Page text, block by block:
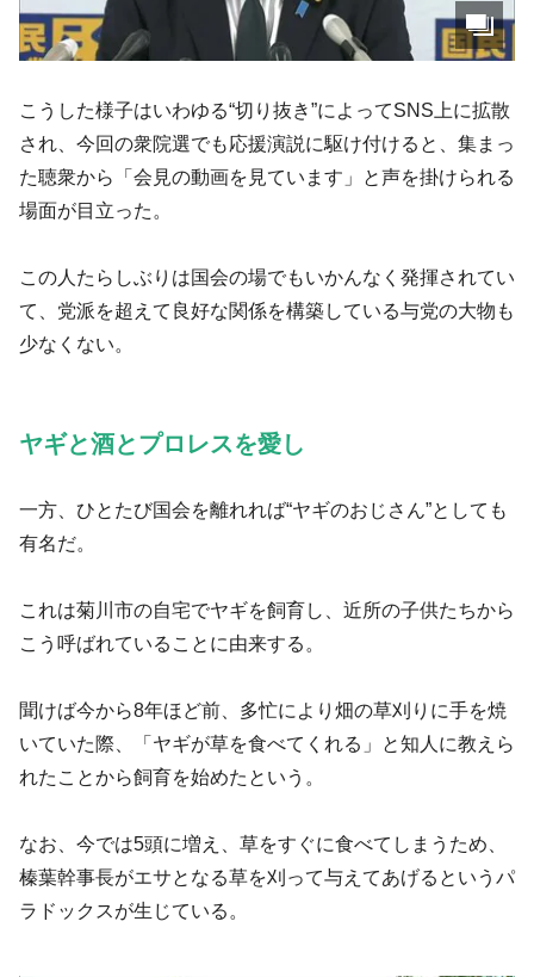
こうした様子はいわゆる“切り抜き”によってSNS上に拡散
され、今回の衆院選でも応援演説に駆け付けると、集まっ
た聴衆から「会見の動画を見ています」と声を掛けられる
場面が目立った。
この人たらしぶりは国会の場でもいかんなく発揮されてい
て、党派を超えて良好な関係を構築している与党の大物も
少なくない。
ヤギと酒とプロレスを愛し
一方、ひとたび国会を離れれば“ヤギのおじさん”としても
有名だ。
これは菊川市の自宅でヤギを飼育し、近所の子供たちから
こう呼ばれていることに由来する。
聞けば今から8年ほど前、多忙により畑の草刈りに手を焼
いていた際、「ヤギが草を食べてくれる」と知人に教えら
れたことから飼育を始めたという。
なお、今では5頭に増え、草をすぐに食べてしまうため、
榛葉幹事長がエサとなる草を刈って与えてあげるというパ
ラドックスが生じている。